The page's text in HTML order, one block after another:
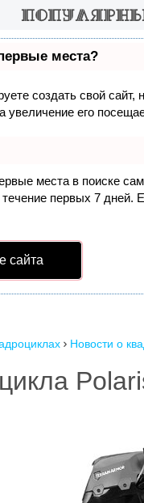
места?
создать свой
увеличение его
места в поиске
первых 7 дней.
сайта
 Новости о